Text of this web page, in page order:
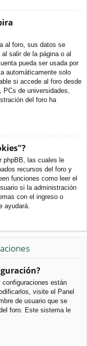
al foro, sus datos se
salir de la página o al
pueda ser usada por
automáticamente solo
si accede al foro desde
de universidades,
del foro ha
phpBB, las cuales le
recursos del foro y
funciones como leer el
si la administración
con el ingreso o
ayudará.
están
visite el Panel
de usuario que se
foro. Este sistema le